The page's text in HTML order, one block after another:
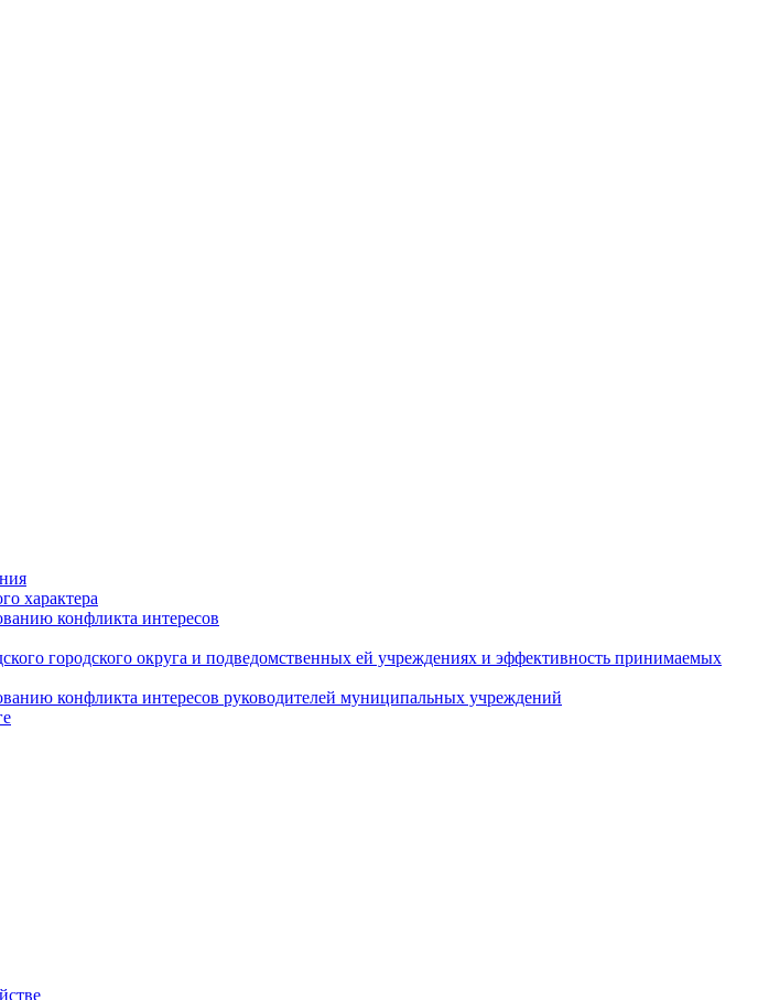
характера
конфликта интересов
городского округа и подведомственных ей учреждениях и эффективность принимаемых
конфликта интересов руководителей муниципальных учреждений